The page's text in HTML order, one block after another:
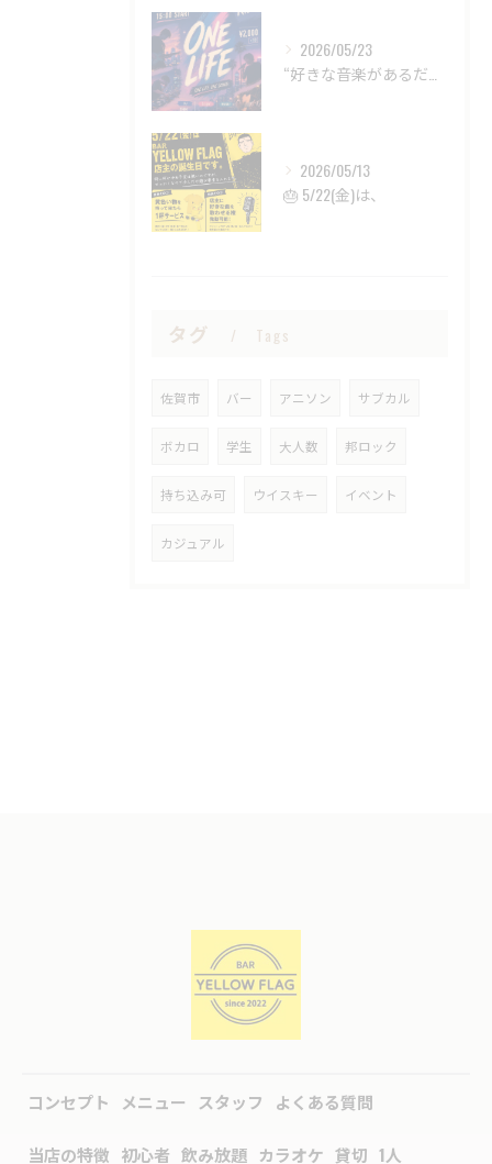
2026/05/23
“好きな音楽があるだけで、
2026/05/13
🎂 5/22(金)は、
タグ Tags
佐賀市 バー アニソン サブカル
ボカロ 学生 大人数 邦ロック
持ち込み可 ウイスキー イベント
カジュアル
コンセプト メニュー スタッフ よくある質問
当店の特徴 初心者 飲み放題 カラオケ 貸切 1人